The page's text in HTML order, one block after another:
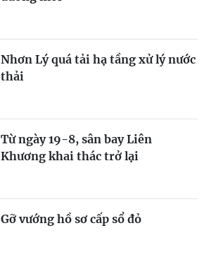
Nhơn Lý quá tải hạ tầng xử lý nước
thải
Từ ngày 19-8, sân bay Liên
Khương khai thác trở lại
Gỡ vướng hồ sơ cấp sổ đỏ